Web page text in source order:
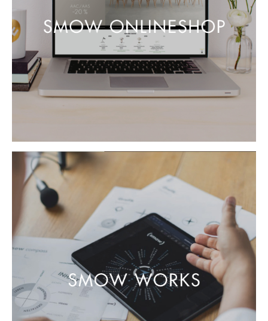
Vorhänge
... alle Accessoires
Räume
Zuhause
Esszimmer
Schlafzimmer
Kinderzimmer
Arbeitszimmer
Diele
Badezimmer
Stauraum
Balkon & Garten